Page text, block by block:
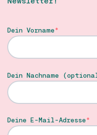
Dein Vorname
Dein Nachname
Deine E-Mail-Adresse